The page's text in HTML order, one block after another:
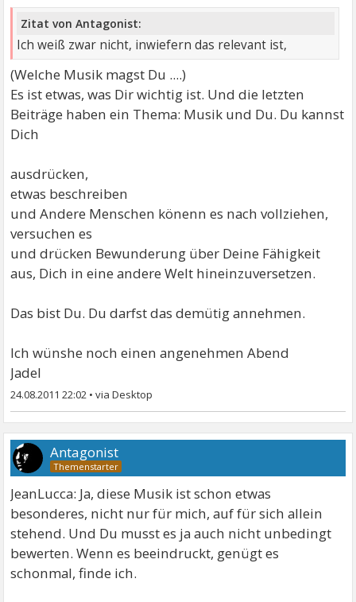
Zitat von Antagonist:
Ich weiß zwar nicht, inwiefern das relevant ist,
(Welche Musik magst Du ....)
Es ist etwas, was Dir wichtig ist. Und die letzten
Beiträge haben ein Thema: Musik und Du. Du kannst
Dich
ausdrücken,
etwas beschreiben
und Andere Menschen könenn es nach vollziehen,
versuchen es
und drücken Bewunderung über Deine Fähigkeit
aus, Dich in eine andere Welt hineinzuversetzen.
Das bist Du. Du darfst das demütig annehmen.
Ich wünshe noch einen angenehmen Abend
Jadel
24.08.2011 22:02 •
Antagonist
JeanLucca: Ja, diese Musik ist schon etwas
besonderes, nicht nur für mich, auf für sich allein
stehend. Und Du musst es ja auch nicht unbedingt
bewerten. Wenn es beeindruckt, genügt es
schonmal, finde ich.